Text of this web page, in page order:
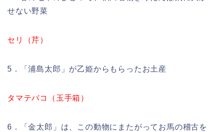
せない野菜
セリ（芹）
5．「浦島太郎」が乙姫からもらったお土産
タマテバコ（玉手箱）
6．「金太郎」は、この動物にまたがってお馬の稽古を